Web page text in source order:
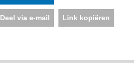
Deel via e-mail Link kopiëren